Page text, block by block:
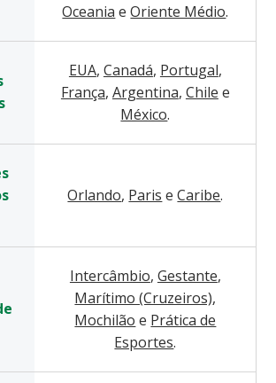
Oceania e Oriente Médio.
EUA, Canadá, Portugal,
França, Argentina, Chile e
México.
Orlando, Paris e Caribe.
Intercâmbio, Gestante,
Marítimo (Cruzeiros),
Mochilão e Prática de
Esportes.